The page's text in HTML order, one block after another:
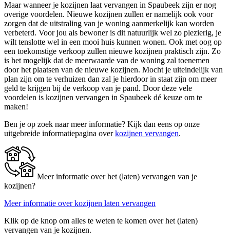
Maar wanneer je kozijnen laat vervangen in Spaubeek zijn er nog
overige voordelen. Nieuwe kozijnen zullen er namelijk ook voor
zorgen dat de uitstraling van je woning aanmerkelijk kan worden
verbeterd. Voor jou als bewoner is dit natuurlijk wel zo plezierig, je
wilt tenslotte wel in een mooi huis kunnen wonen. Ook met oog op
een toekomstige verkoop zullen nieuwe kozijnen praktisch zijn. Zo
is het mogelijk dat de meerwaarde van de woning zal toenemen
door het plaatsen van de nieuwe kozijnen. Mocht je uiteindelijk van
plan zijn om te verhuizen dan zal je hierdoor in staat zijn om meer
geld te krijgen bij de verkoop van je pand. Door deze vele
voordelen is kozijnen vervangen in Spaubeek dé keuze om te
maken!
Ben je op zoek naar meer informatie? Kijk dan eens op onze
uitgebreide informatiepagina overkozijnen vervangen.
Meer informatie over het (laten) vervangen van je
kozijnen?
Meer informatie over kozijnen laten vervangen
Klik op de knop om alles te weten te komen over het (laten)
vervangen van je kozijnen.